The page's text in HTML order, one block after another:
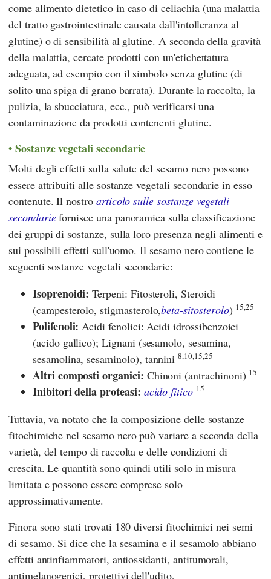
come alimento dietetico in caso di celiachia (una malattia
del tratto gastrointestinale causata dall'intolleranza al
glutine) o di sensibilità al glutine. A seconda della gravità
della malattia, cercate prodotti con un'etichettatura
adeguata, ad esempio con il simbolo senza glutine (di
solito una spiga di grano barrata). Durante la raccolta, la
pulizia, la sbucciatura, ecc., può verificarsi una
contaminazione da prodotti contenenti glutine.
Sostanze vegetali secondarie
Molti degli effetti sulla salute del sesamo nero possono
essere attribuiti alle sostanze vegetali secondarie in esso
contenute. Il nostro articolo sulle sostanze vegetali
secondariefornisce una panoramica sulla classificazione
dei gruppi di sostanze, sulla loro presenza negli alimenti e
sui possibili effetti sull'uomo. Il sesamo nero contiene le
seguenti sostanze vegetali secondarie:
Isoprenoidi: Terpeni: Fitosteroli, Steroidi
(campesterolo, stigmasterolo,beta-sitosterolo) 15,25
Polifenoli: Acidi fenolici: Acidi idrossibenzoici
(acido gallico); Lignani (sesamolo, sesamina,
sesamolina, sesaminolo), tannini8,10,15,25
Altri composti organici: Chinoni (antrachinoni) 15
Inibitori della proteasi: acido fitico 15
Tuttavia, va notato che la composizione delle sostanze
fitochimiche nel sesamo nero può variare a seconda della
varietà, del tempo di raccolta e delle condizioni di
crescita. Le quantità sono quindi utili solo in misura
limitata e possono essere comprese solo
approssimativamente.
Finora sono stati trovati 180 diversi fitochimici nei semi
di sesamo. Si dice che la sesamina e il sesamolo abbiano
effetti antinfiammatori, antiossidanti, antitumorali,
antimelanogenici, protettivi dell'udito,